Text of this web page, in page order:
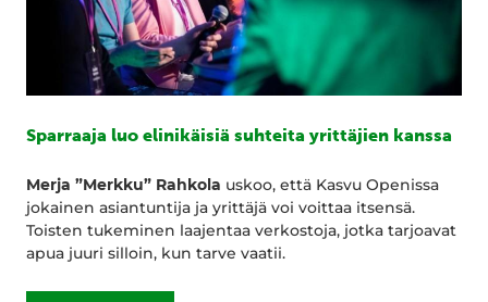
Sparraaja luo elinikäisiä suhteita yrittäjien kanssa
Merja ”Merkku” Rahkola uskoo, että Kasvu Openissa
jokainen asiantuntija ja yrittäjä voi voittaa itsensä.
Toisten tukeminen laajentaa verkostoja, jotka tarjoavat
apua juuri silloin, kun tarve vaatii.